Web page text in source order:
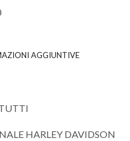
AGGIUNTIVE
HARLEY DAVIDSON